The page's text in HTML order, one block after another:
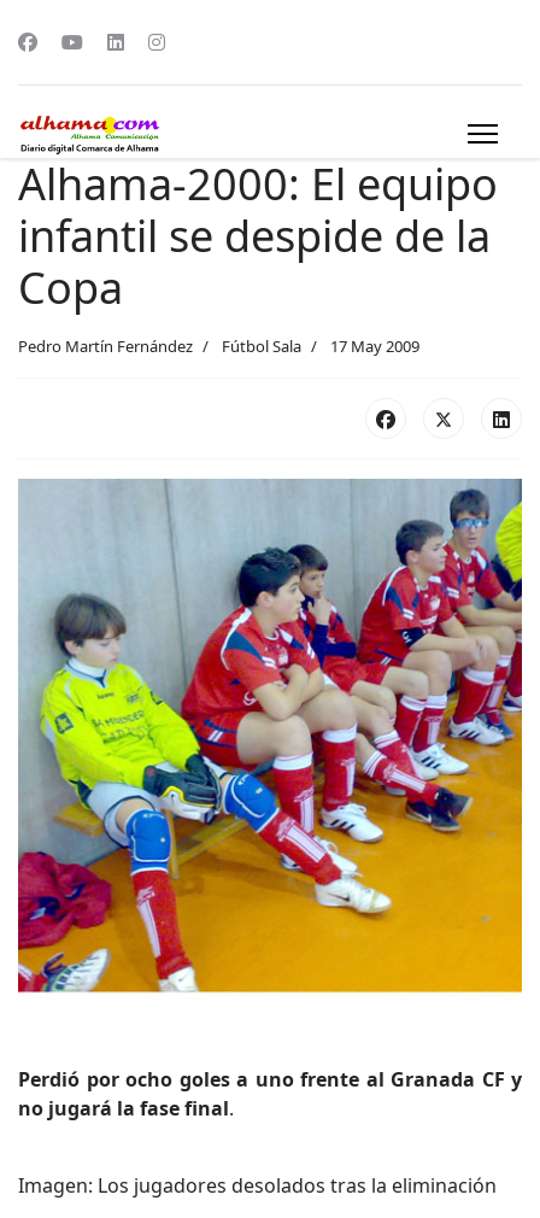
Alhama-2000: El equipo
infantil se despide de la
Copa
Pedro Martín Fernández Fútbol Sala 17 May 2009
Perdió por ocho goles a uno frente al Granada CF y
no jugará la fase final.
Imagen: Los jugadores desolados tras la eliminación